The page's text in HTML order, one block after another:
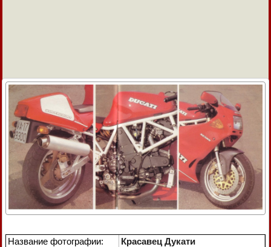
Название фотографии:
Красавец Дукати